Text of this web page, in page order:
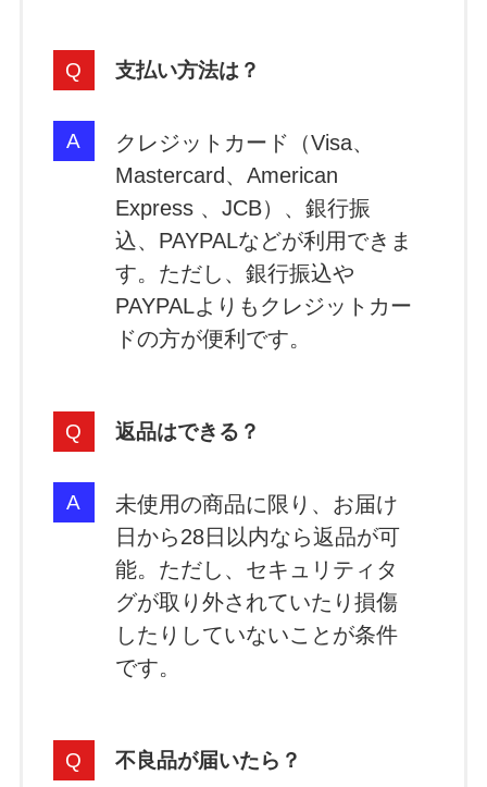
支払い方法は？
クレジットカード（Visa、
Mastercard、American
Express 、JCB）、銀行振
込、PAYPALなどが利用できま
す。ただし、銀行振込や
PAYPALよりもクレジットカー
ドの方が便利です。
返品はできる？
未使用の商品に限り、お届け
日から28日以内なら返品が可
能。ただし、セキュリティタ
グが取り外されていたり損傷
したりしていないことが条件
です。
不良品が届いたら？